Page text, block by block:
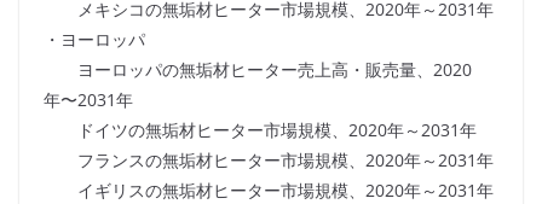
メキシコの無垢材ヒーター市場規模、2020年～2031年
・ヨーロッパ
ヨーロッパの無垢材ヒーター売上高・販売量、2020
年〜2031年
ドイツの無垢材ヒーター市場規模、2020年～2031年
フランスの無垢材ヒーター市場規模、2020年～2031年
イギリスの無垢材ヒーター市場規模、2020年～2031年